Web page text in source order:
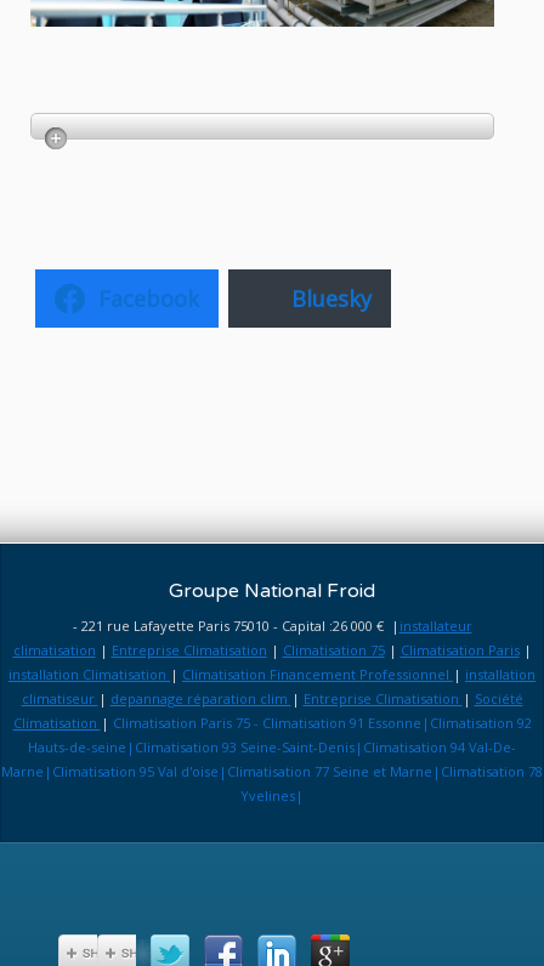
Facebook Bluesky
Groupe National Froid
- 221 rue Lafayette Paris 75010 - Capital :26 000 € | installateur
climatisation | Entreprise Climatisation | Climatisation 75| Climatisation Paris|
installation Climatisation | Climatisation Financement Professionnel | installation
climatiseur | depannage réparation clim | Entreprise Climatisation | Société
Climatisation | Climatisation Paris 75 - Climatisation 91 Essonne|Climatisation 92
Hauts-de-seine|Climatisation 93 Seine-Saint-Denis|Climatisation 94 Val-De-
Marne|Climatisation 95 Val d'oise|Climatisation 77 Seine et Marne|Climatisation 78
Yvelines|